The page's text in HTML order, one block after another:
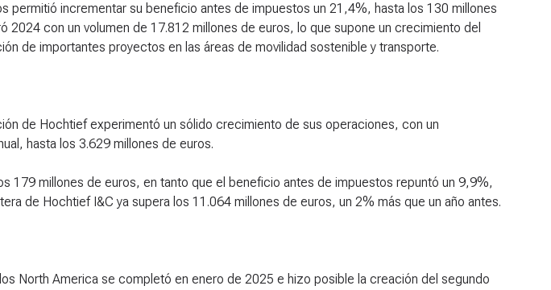
permitió incrementar su beneficio antes de impuestos un 21,4%, hasta los 130 millones
2024 con un volumen de 17.812 millones de euros, lo que supone un crecimiento del
de importantes proyectos en las áreas de movilidad sostenible y transporte.
de Hochtief experimentó un sólido crecimiento de sus operaciones, con un
hasta los 3.629 millones de euros.
179 millones de euros, en tanto que el beneficio antes de impuestos repuntó un 9,9%,
de Hochtief I&C ya supera los 11.064 millones de euros, un 2% más que un año antes.
North America se completó en enero de 2025 e hizo posible la creación del segundo